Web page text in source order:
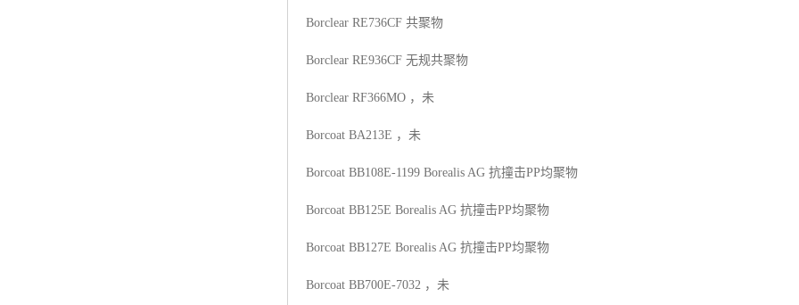
Borclear RE736CF 共聚物
Borclear RE936CF 无规共聚物
Borclear RF366MO ，未
Borcoat BA213E ，未
Borcoat BB108E-1199 Borealis AG 抗撞击PP均聚物
Borcoat BB125E Borealis AG 抗撞击PP均聚物
Borcoat BB127E Borealis AG 抗撞击PP均聚物
Borcoat BB700E-7032 ，未